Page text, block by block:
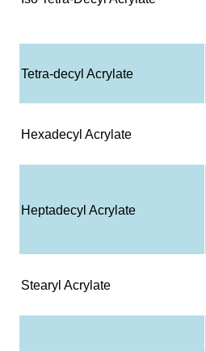
Tetra-decyl Acrylate
Hexadecyl Acrylate
Heptadecyl Acrylate
Stearyl Acrylate